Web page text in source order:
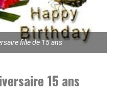
fille de 15 ans
15 ans